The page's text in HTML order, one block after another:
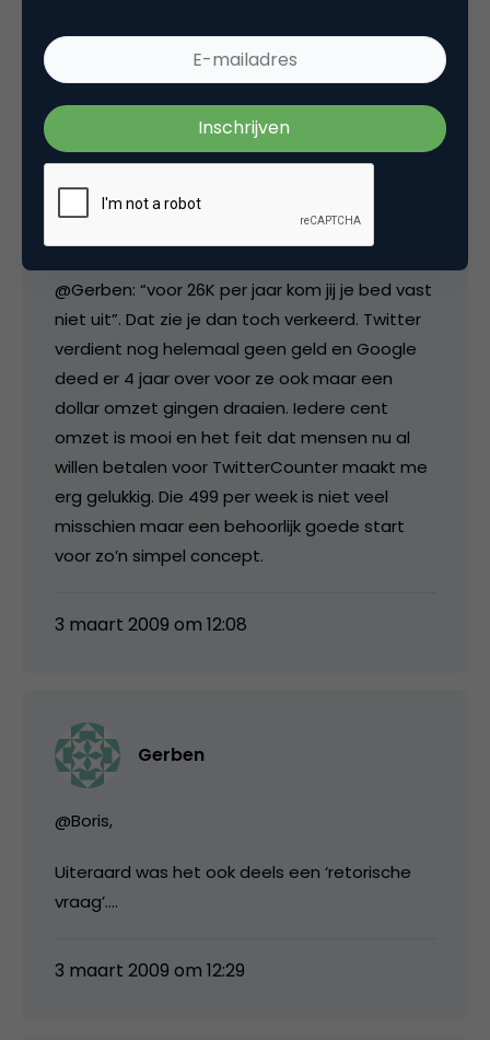
Boris Veldhuijzen van Zanten
@Gerben: “voor 26K per jaar kom jij je bed vast
niet uit”. Dat zie je dan toch verkeerd. Twitter
verdient nog helemaal geen geld en Google
deed er 4 jaar over voor ze ook maar een
dollar omzet gingen draaien. Iedere cent
omzet is mooi en het feit dat mensen nu al
willen betalen voor TwitterCounter maakt me
erg gelukkig. Die 499 per week is niet veel
misschien maar een behoorlijk goede start
voor zo’n simpel concept.
3 maart 2009 om 12:08
Gerben
@Boris,
Uiteraard was het ook deels een ‘retorische
vraag’….
3 maart 2009 om 12:29